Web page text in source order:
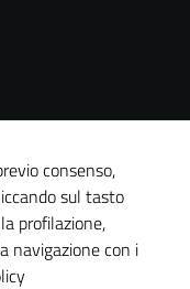
consenso,
sul tasto
profilazione,
navigazione con i